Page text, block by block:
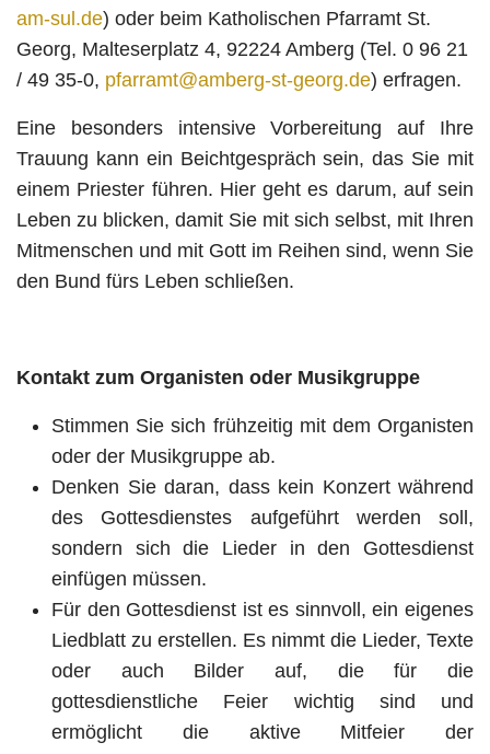
am-sul.de) oder beim Katholischen Pfarramt St.
Georg, Malteserplatz 4, 92224 Amberg (Tel. 0 96 21
/ 49 35-0, pfarramt@amberg-st-georg.de) erfragen.
Eine besonders intensive Vorbereitung auf Ihre
Trauung kann ein Beichtgespräch sein, das Sie mit
einem Priester führen. Hier geht es darum, auf sein
Leben zu blicken, damit Sie mit sich selbst, mit Ihren
Mitmenschen und mit Gott im Reihen sind, wenn Sie
den Bund fürs Leben schließen.
Kontakt zum Organisten oder Musikgruppe
Stimmen Sie sich frühzeitig mit dem Organisten
oder der Musikgruppe ab.
Denken Sie daran, dass kein Konzert während
des Gottesdienstes aufgeführt werden soll,
sondern sich die Lieder in den Gottesdienst
einfügen müssen.
Für den Gottesdienst ist es sinnvoll, ein eigenes
Liedblatt zu erstellen. Es nimmt die Lieder, Texte
oder auch Bilder auf, die für die
gottesdienstliche Feier wichtig sind und
ermöglicht die aktive Mitfeier der